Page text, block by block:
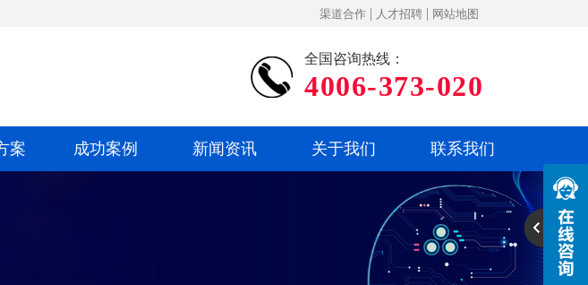
渠道合作 | 人才招聘 | 网站地图
全国咨询热线：
4006-373-020
案 成功案例 新闻资讯 关于我们 联系我们